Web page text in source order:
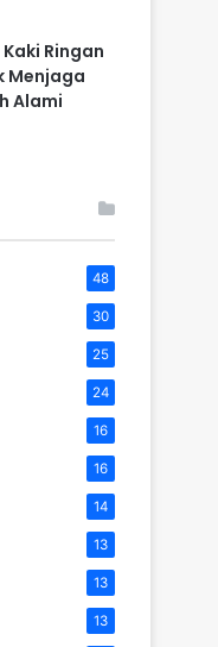
Ringan
Menjaga
Alami
48
30
25
24
16
16
14
13
13
13